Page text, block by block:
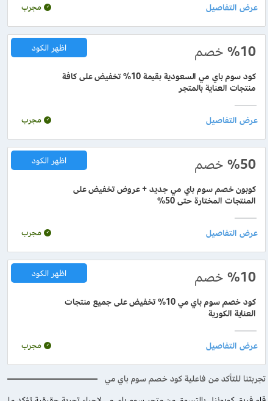
مجرب
%10 خصم
كود سوم باي مي السعودية بقيمة 10% تخفيض على كافة
منتجات العناية بالمتجر
اظهر الكود
مجرب
%50 خصم
كوبون خصم سوم باي مي جديد + عروض تخفيض على
المنتجات المختارة حتى 50%
اظهر الكود
مجرب
%10 خصم
كود خصم سوم باي مي 10% تخفيض على جميع منتجات
العناية الكورية
اظهر الكود
مجرب
تجربتنا للتأكد من فاعلية كود خصم سوم باي مي